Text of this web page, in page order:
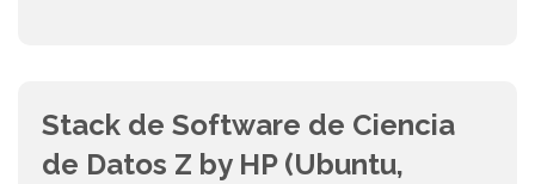
Stack de Software de Ciencia
de Datos Z by HP (Ubuntu,